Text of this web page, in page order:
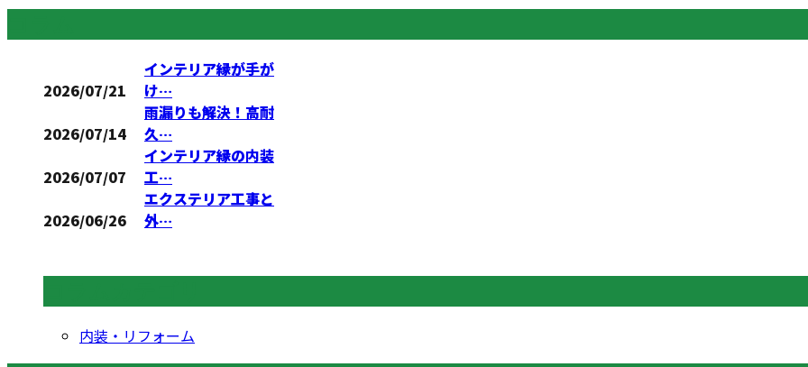
2026/07/21
インテリア縁が手が
け…
2026/07/14
雨漏りも解決！高耐
久…
2026/07/07
インテリア縁の内装
工…
2026/06/26
エクステリア工事と
外…
内装・リフォーム